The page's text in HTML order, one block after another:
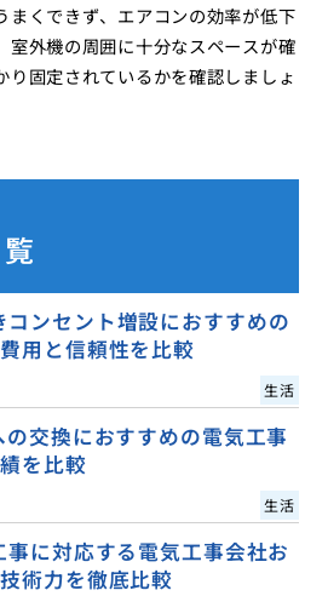
まくできず、エアコンの効率が低下
室外機の周囲に十分なスペースが確
り固定されているかを確認しましょ
ンセント増設におすすめの
用と信頼性を比較
生活
交換におすすめの電気工事
を比較
生活
に対応する電気工事会社お
術力を徹底比較